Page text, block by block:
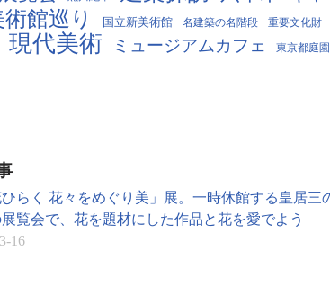
術館巡り 国立新美術館 名建築の名階段 重要文化財
現代美術 ミュージアムカフェ 東京都庭
ひらく 花々をめぐり美」展。一時休館する皇居三
覧会で、花を題材にした作品と花を愛でよう
16